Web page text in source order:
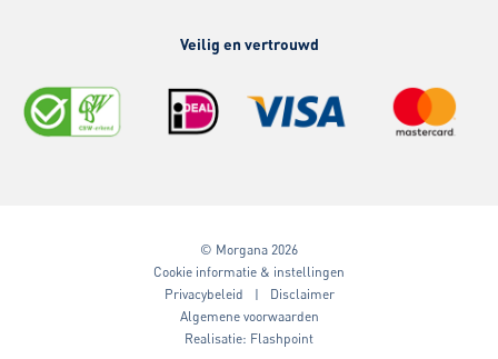
Veilig en vertrouwd
© Morgana 2026
Cookie informatie & instellingen
Privacybeleid
Disclaimer
Algemene voorwaarden
Realisatie: Flashpoint